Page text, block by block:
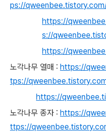
ps://
https://
s://
https://
노각나무 열매 : https://
tps://
https://
노각나무 종자 : https://
ttps://